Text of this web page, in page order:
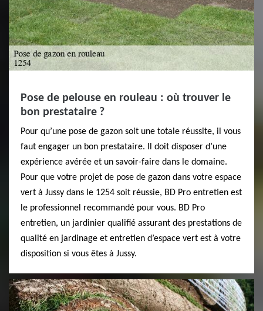
Pose de pelouse en rouleau : où trouver le
bon prestataire ?
Pour qu’une pose de gazon soit une totale réussite, il vous
faut engager un bon prestataire. Il doit disposer d’une
expérience avérée et un savoir-faire dans le domaine.
Pour que votre projet de pose de gazon dans votre espace
vert à Jussy dans le 1254 soit réussie, BD Pro entretien est
le professionnel recommandé pour vous. BD Pro
entretien, un jardinier qualifié assurant des prestations de
qualité en jardinage et entretien d’espace vert est à votre
disposition si vous êtes à Jussy.